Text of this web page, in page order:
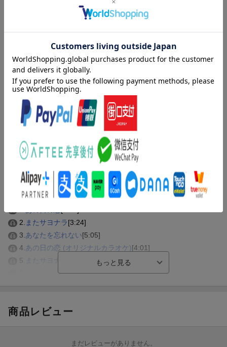
吉田ひろき5thのシングル「あの日の恋」は初の女唄。
女性の一途で純粋な気持ちを表現した楽曲でM2、M3ともに恋を
テーマとした 3 部作となります。
収録曲
曲目タイトル：
[Disc1]
『あの日の恋/またサヨナラ/あなたを忘れない』／CD
アーティスト：吉田ひろき
曲目タイトル：
2. またサヨナラ[3:24]
3.あなたを忘れない[5:05]
4.あの日の恋 (オリジナルカラオケ)[4:01]
5.
またサヨナラ (オリジナルカラオケ)
あなたを忘れない (オリジナルカラオケ)[5:03]
商品レビュー
まだレビューがありません。